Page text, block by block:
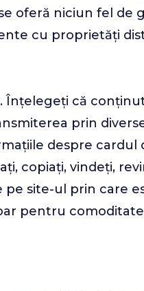
oferă niciun fel de
cu proprietăți
Înțelegeți că
prin
despre cardul
copiați, vindeți,
pe site-ul prin care
pentru